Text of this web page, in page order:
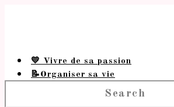
💛 Vivre de sa passion
📝Organiser sa vie